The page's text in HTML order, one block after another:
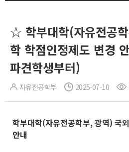
☆ 학부대학(자유전공
학 학점인정제도 변경
파견학생부터)
자유전공학부 2025-07-10
학부대학(자유전공학부,광역) 국
안내